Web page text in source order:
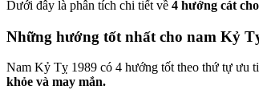
Dưới đây là phân tích chi tiết về 4 hướng cát
Những hướng tốt nhất cho nam Kỷ
Nam Kỷ Tỵ 1989 có 4 hướng tốt theo thứ tự ưu
khỏe và may mắn.